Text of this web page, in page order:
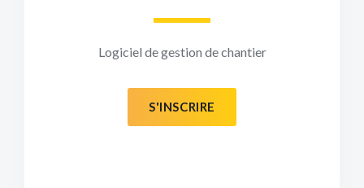
Logiciel de gestion de chantier
S'INSCRIRE